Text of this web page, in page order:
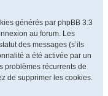
générés par phpBB 3.3
au forum. Les
des messages (s’ils
a été activée par un
problèmes récurrents de
de supprimer les cookies.